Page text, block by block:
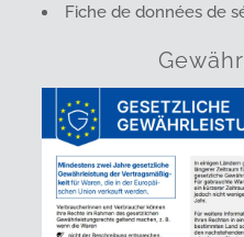
Fiche de données de